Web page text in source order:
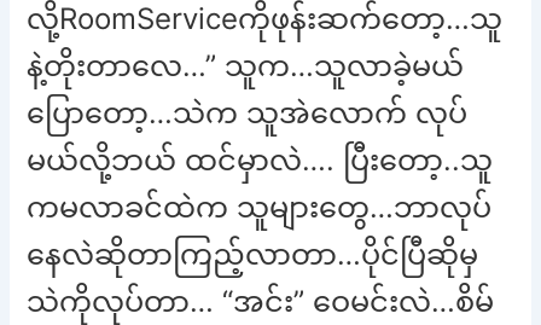
လို့RoomServiceကိုဖုန်းဆက်တော့…သူ
နဲ့တိုးတာလေ…” သူက…သူလာခဲ့မယ်
ပြောတော့…သဲက သူအဲလောက် လုပ်
မယ်လို့ဘယ် ထင်မှာလဲ…. ပြီးတော့..သူ
ကမလာခင်ထဲက သူများတွေ…ဘာလုပ်
နေလဲဆိုတာကြည့်လာတာ…ပိုင်ပြီဆိုမှ
သဲကိုလုပ်တာ… “အင်း” ဝေမင်းလဲ…စိမ်